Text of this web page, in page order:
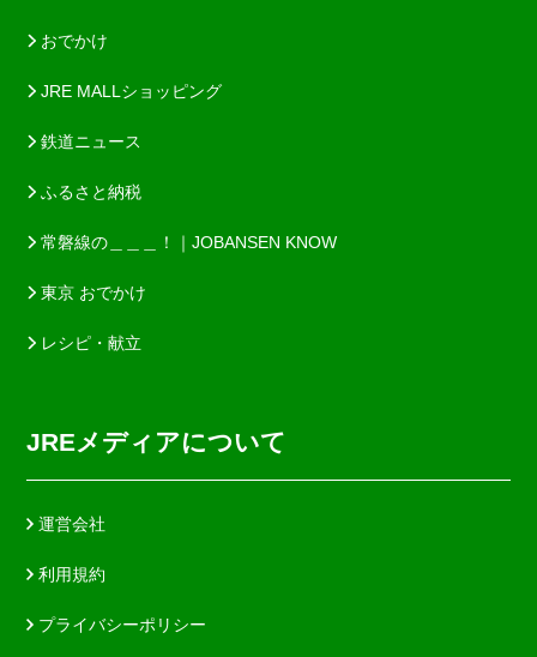
おでかけ
JRE MALLショッピング
鉄道ニュース
ふるさと納税
常磐線の＿＿＿！｜JOBANSEN KNOW
東京 おでかけ
レシピ・献立
JREメディアについて
運営会社
利用規約
プライバシーポリシー